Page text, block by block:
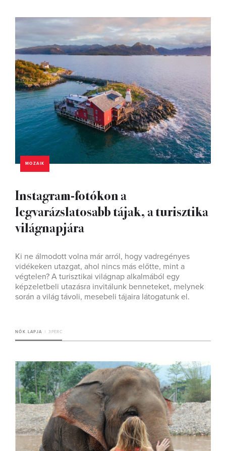
MOZAIK
Instagram-fotókon a
legvarázslatosabb tájak, a turisztika
világnapjára
Ki ne álmodott volna már arról, hogy vadregényes
vidékeken utazgat, ahol nincs más előtte, mint a
végtelen? A turisztikai világnap alkalmából egy
képzeletbeli utazásra invitálunk benneteket, melynek
során a világ távoli, mesebeli tájaira látogatunk el.
NŐK LAPJA 3 PERC